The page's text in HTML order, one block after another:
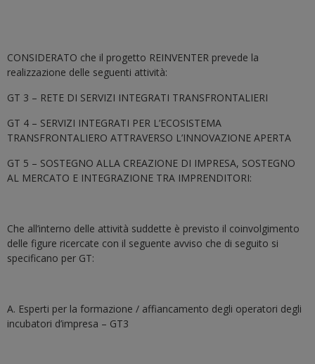
CONSIDERATO che il progetto REINVENTER prevede la
realizzazione delle seguenti attività:
GT 3 – RETE DI SERVIZI INTEGRATI TRANSFRONTALIERI
GT 4 – SERVIZI INTEGRATI PER L’ECOSISTEMA
TRANSFRONTALIERO ATTRAVERSO L’INNOVAZIONE APERTA
GT 5 – SOSTEGNO ALLA CREAZIONE DI IMPRESA, SOSTEGNO
AL MERCATO E INTEGRAZIONE TRA IMPRENDITORI:
Che all’interno delle attività suddette è previsto il coinvolgimento
delle figure ricercate con il seguente avviso che di seguito si
specificano per GT:
A. Esperti per la formazione / affiancamento degli operatori degli
incubatori d’impresa – GT3